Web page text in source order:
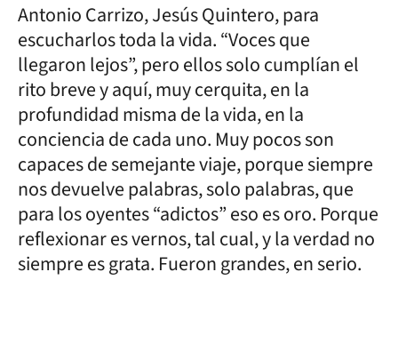
Antonio Carrizo, Jesús Quintero, para
escucharlos toda la vida. “Voces que
llegaron lejos”, pero ellos solo cumplían el
rito breve y aquí, muy cerquita, en la
profundidad misma de la vida, en la
conciencia de cada uno. Muy pocos son
capaces de semejante viaje, porque siempre
nos devuelve palabras, solo palabras, que
para los oyentes “adictos” eso es oro. Porque
reflexionar es vernos, tal cual, y la verdad no
siempre es grata. Fueron grandes, en serio.